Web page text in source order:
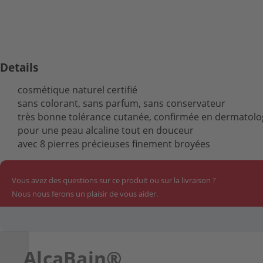
Details
cosmétique naturel certifié
sans colorant, sans parfum, sans conservateur
très bonne tolérance cutanée, confirmée en
pour une peau alcaline tout en douceur
avec 8 pierres précieuses finement broyées
Vous avez des questions sur ce produit ou sur la livraison ?
Nous nous ferons un plaisir de vous aider.